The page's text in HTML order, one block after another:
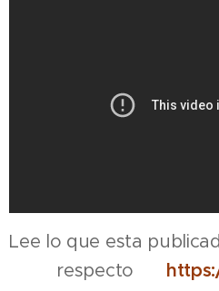
Lee lo que esta
respecto ⏩